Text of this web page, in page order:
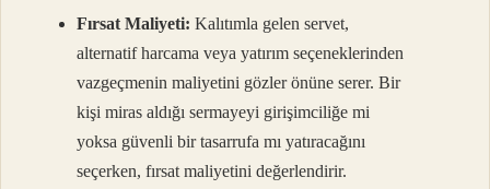
Fırsat Maliyeti: Kalıtımla gelen servet,
alternatif harcama veya yatırım seçeneklerinden
vazgeçmenin maliyetini gözler önüne serer. Bir
kişi miras aldığı sermayeyi girişimciliğe mi
yoksa güvenli bir tasarrufa mı yatıracağını
seçerken, fırsat maliyetini değerlendirir.